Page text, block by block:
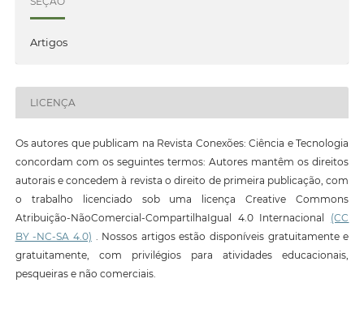
Artigos
LICENÇA
Os autores que publicam na Revista Conexões: Ciência e Tecnologia
concordam com os seguintes termos: Autores mantêm os direitos
autorais e concedem à revista o direito de primeira publicação, com
o trabalho licenciado sob uma licença Creative Commons
Atribuição-NãoComercial-CompartilhaIgual 4.0 Internacional (CC
BY -NC-SA 4.0) . Nossos artigos estão disponíveis gratuitamente e
gratuitamente, com privilégios para atividades educacionais,
pesqueiras e não comerciais.